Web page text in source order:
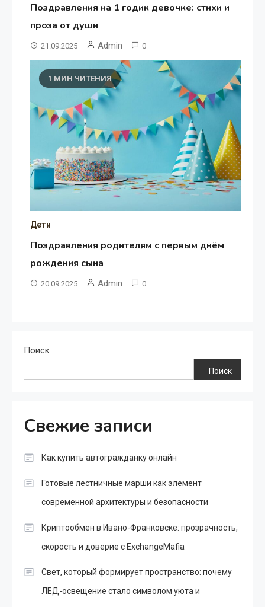
Поздравления на 1 годик девочке: стихи и
проза от души
21.09.2025 Admin 0
1 МИН ЧИТЕНИЯ
Дети
Поздравления родителям с первым днём
рождения сына
20.09.2025 Admin 0
Поиск
Поиск
Свежие записи
Как купить автогражданку онлайн
Готовые лестничные марши как элемент
современной архитектуры и безопасности
Криптообмен в Ивано-Франковске: прозрачность,
скорость и доверие с ExchangeMafia
Свет, который формирует пространство: почему
ЛЕД-освещение стало символом уюта и